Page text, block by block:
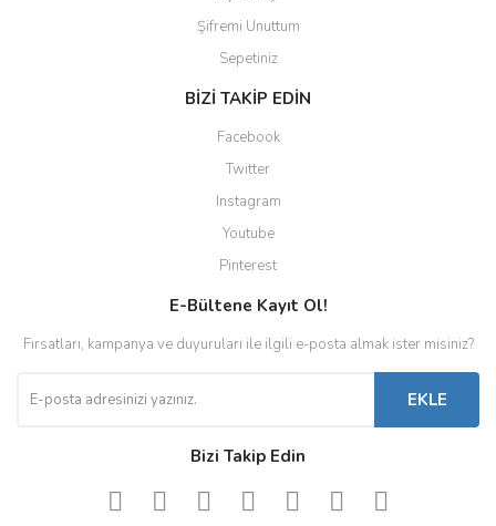
Şifremi Unuttum
Sepetiniz
BİZİ TAKİP EDİN
Facebook
Twitter
Instagram
Youtube
Pinterest
E-Bültene Kayıt Ol!
Fırsatları, kampanya ve duyuruları ile ilgili e-posta almak ister misiniz?
EKLE
Bizi Takip Edin